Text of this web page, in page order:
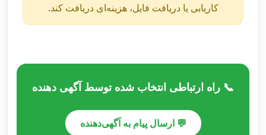
کاریابی یا دریافت فایل، هزینه‌ای دریافت کند.
📞 راه ارتباطی انتخاب شده توسط آگهی دهنده
💬 ارسال پیام به آگهی‌دهنده